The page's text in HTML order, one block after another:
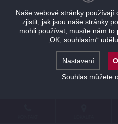
Naše webové stránky používají
zjistit, jak jsou naše stránky
mohli používat, musíte nám to
„OK, souhlasím“
Nastavení
Souhlas můžete